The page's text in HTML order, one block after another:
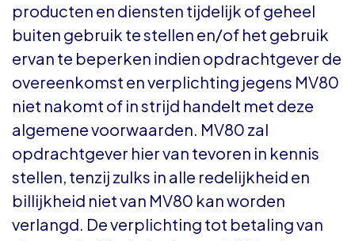
producten en diensten tijdelijk of geheel
buiten gebruik te stellen en/of het gebruik
ervan te beperken indien opdrachtgever de
overeenkomst en verplichting jegens MV80
niet nakomt of in strijd handelt met deze
algemene voorwaarden. MV80 zal
opdrachtgever hier van tevoren in kennis
stellen, tenzij zulks in alle redelijkheid en
billijkheid niet van MV80 kan worden
verlangd. De verplichting tot betaling van